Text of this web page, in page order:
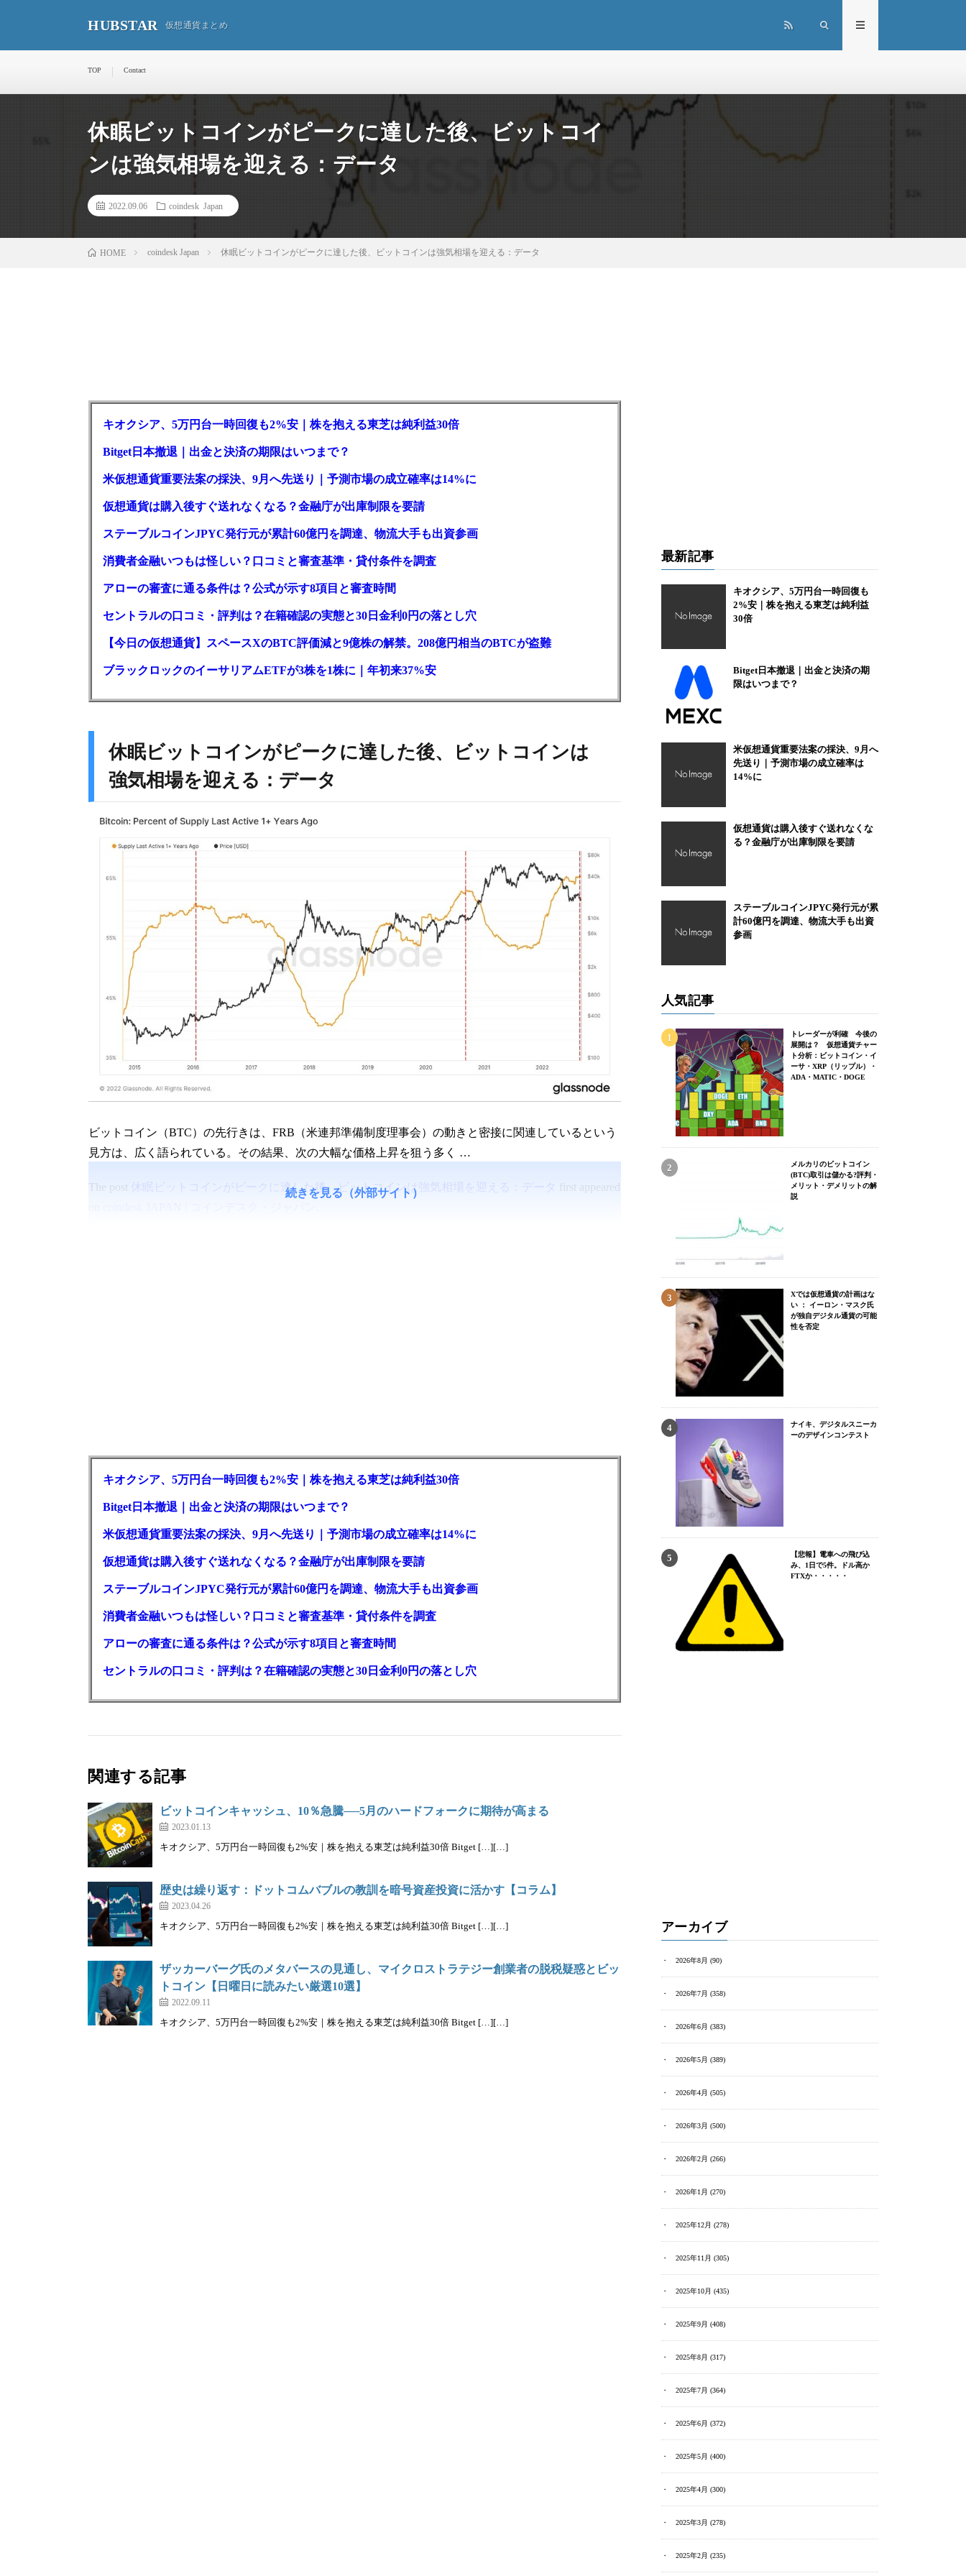
HUBSTAR 仮想通貨まとめ
TOP Contact
休眠ビットコインがピークに達した後、ビットコイ
ンは強気相場を迎える：データ
2022.09.06 coindesk Japan
HOME coindesk Japan 休眠ビットコインがピークに達した後、ビットコインは強気相場を迎える：データ
キオクシア、5万円台一時回復も2%安｜株を抱える東芝は純利益30倍
Bitget日本撤退｜出金と決済の期限はいつまで？
米仮想通貨重要法案の採決、9月へ先送り｜予測市場の成立確率は14%に
仮想通貨は購入後すぐ送れなくなる？金融庁が出庫制限を要請
ステーブルコインJPYC発行元が累計60億円を調達、物流大手も出資参画
消費者金融いつもは怪しい？口コミと審査基準・貸付条件を調査
アローの審査に通る条件は？公式が示す8項目と審査時間
セントラルの口コミ・評判は？在籍確認の実態と30日金利0円の落とし穴
【今日の仮想通貨】スペースXのBTC評価減と9億株の解禁。208億円相当のBTCが盗難
ブラックロックのイーサリアムETFが3株を1株に｜年初来37%安
休眠ビットコインがピークに達した後、ビットコインは
強気相場を迎える：データ
ビットコイン（BTC）の先行きは、FRB（米連邦準備制度理事会）の動きと密接に関連しているという
見方は、広く語られている。その結果、次の大幅な価格上昇を狙う多く …
The post 休眠ビットコインがピークに達した後、ビットコインは強気相場を迎える：データ first appeared
続きを見る（外部サイト）
キオクシア、5万円台一時回復も2%安｜株を抱える東芝は純利益30倍
Bitget日本撤退｜出金と決済の期限はいつまで？
米仮想通貨重要法案の採決、9月へ先送り｜予測市場の成立確率は14%に
仮想通貨は購入後すぐ送れなくなる？金融庁が出庫制限を要請
ステーブルコインJPYC発行元が累計60億円を調達、物流大手も出資参画
消費者金融いつもは怪しい？口コミと審査基準・貸付条件を調査
アローの審査に通る条件は？公式が示す8項目と審査時間
セントラルの口コミ・評判は？在籍確認の実態と30日金利0円の落とし穴
関連する記事
ビットコインキャッシュ、10％急騰──5月のハードフォークに期待が高まる
2023.01.13
キオクシア、5万円台一時回復も2%安｜株を抱える東芝は純利益30倍 Bitget […][…]
歴史は繰り返す：ドットコムバブルの教訓を暗号資産投資に活かす【コラム】
2023.04.26
キオクシア、5万円台一時回復も2%安｜株を抱える東芝は純利益30倍 Bitget […][…]
ザッカーバーグ氏のメタバースの見通し、マイクロストラテジー創業者の脱税疑惑とビッ
トコイン【日曜日に読みたい厳選10選】
2022.09.11
キオクシア、5万円台一時回復も2%安｜株を抱える東芝は純利益30倍 Bitget […][…]
最新記事
キオクシア、5万円台一時回復も
2%安｜株を抱える東芝は純利益
30倍
Bitget日本撤退｜出金と決済の期
限はいつまで？
米仮想通貨重要法案の採決、9月へ
先送り｜予測市場の成立確率は
14%に
仮想通貨は購入後すぐ送れなくな
る？金融庁が出庫制限を要請
ステーブルコインJPYC発行元が累
計60億円を調達、物流大手も出資
参画
人気記事
トレーダーが利確 今後の
展開は？ 仮想通貨チャー
ト分析：ビットコイン・イ
ーサ・XRP（リップル）・
ADA・MATIC・DOGE
メルカリのビットコイン
(BTC)取引は儲かる?評判・
メリット・デメリットの解
説
Xでは仮想通貨の計画はな
い ： イーロン・マスク氏
が独自デジタル通貨の可能
性を否定
ナイキ、デジタルスニーカ
ーのデザインコンテスト
【悲報】電車への飛び込
み、1日で5件。ドル高か
FTXか・・・・・
アーカイブ
2026年8月 (90)
2026年7月 (358)
2026年6月 (383)
2026年5月 (389)
2026年4月 (505)
2026年3月 (500)
2026年2月 (266)
2026年1月 (270)
2025年12月 (278)
2025年11月 (305)
2025年10月 (435)
2025年9月 (408)
2025年8月 (317)
2025年7月 (364)
2025年6月 (372)
2025年5月 (400)
2025年4月 (300)
2025年3月 (278)
2025年2月 (235)